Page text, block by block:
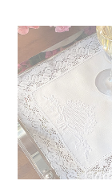
Pano
de
Bandeja
Crivo
branco
bordado
e
renda